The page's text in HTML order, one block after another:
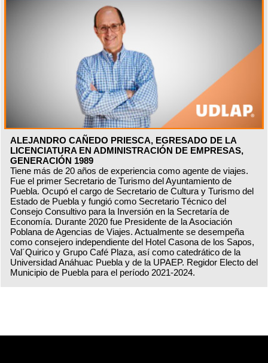
ALEJANDRO CAÑEDO PRIESCA, EGRESADO DE LA
LICENCIATURA EN ADMINISTRACIÓN DE EMPRESAS,
GENERACIÓN 1989
Tiene más de 20 años de experiencia como agente de viajes.
Fue el primer Secretario de Turismo del Ayuntamiento de
Puebla. Ocupó el cargo de Secretario de Cultura y Turismo del
Estado de Puebla y fungió como Secretario Técnico del
Consejo Consultivo para la Inversión en la Secretaría de
Economía. Durante 2020 fue Presidente de la Asociación
Poblana de Agencias de Viajes. Actualmente se desempeña
como consejero independiente del Hotel Casona de los Sapos,
Val´Quirico y Grupo Café Plaza, así como catedrático de la
Universidad Anáhuac Puebla y de la UPAEP. Regidor Electo del
Municipio de Puebla para el período 2021-2024.